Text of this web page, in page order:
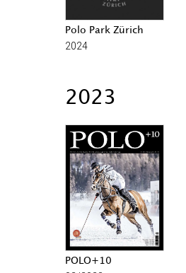
Polo Park Zürich
2024
2023
POLO+10